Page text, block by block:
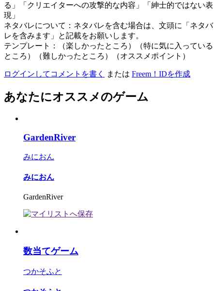
る」「クリエイターへの攻撃的な内容」「紳士的ではない表
現」
ネタバレについて：ネタバレを含む場合は、文頭に「ネタバ
レを含みます」と記載をお願いします。
テンプレート：（楽しかったところ）（特に気に入っている
ところ）（難しかったところ）（オススメポイント）
ログインしてコメントを書く または Freem！IDを作成
あなたにオススメのゲーム
GardenRiver
みにおん
みにおん
GardenRiver
数当てゲーム
つかそふと